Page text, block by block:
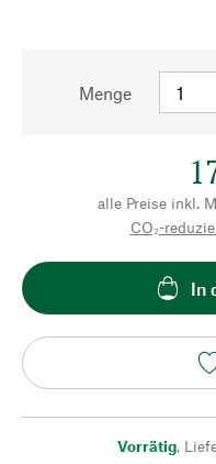
Menge
alle Preise inkl.
CO₂-
In
Vorrätig,